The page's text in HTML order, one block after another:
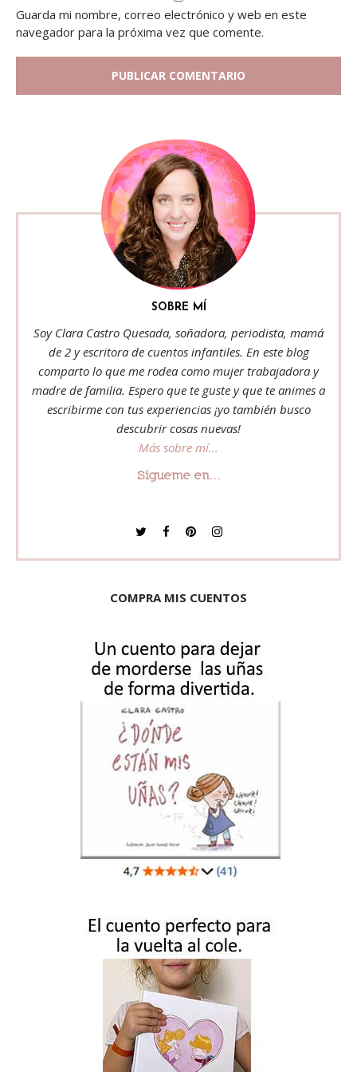
Guarda mi nombre, correo electrónico y web en este
navegador para la próxima vez que comente.
SOBRE MÍ
Soy Clara Castro Quesada, soñadora, periodista, mamá
de 2 y escritora de cuentos infantiles. En este blog
comparto lo que me rodea como mujer trabajadora y
madre de familia. Espero que te guste y que te animes a
escribirme con tus experiencias ¡yo también busco
descubrir cosas nuevas!
Más sobre mí...
Sígueme en...
COMPRA MIS CUENTOS